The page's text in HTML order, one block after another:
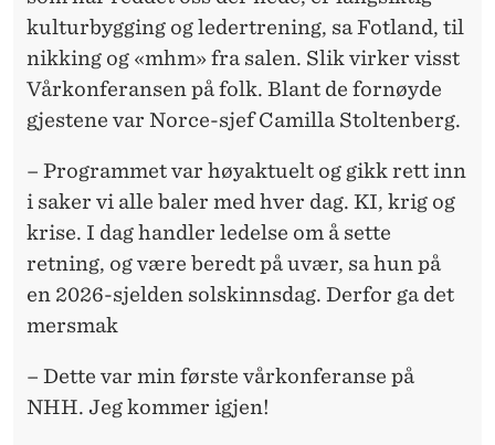
kulturbygging og ledertrening, sa Fotland, til
nikking og «mhm» fra salen. Slik virker visst
Vårkonferansen på folk. Blant de fornøyde
gjestene var Norce-sjef Camilla Stoltenberg.
– Programmet var høyaktuelt og gikk rett inn
i saker vi alle baler med hver dag. KI, krig og
krise. I dag handler ledelse om å sette
retning, og være beredt på uvær, sa hun på
en 2026-sjelden solskinnsdag. Derfor ga det
mersmak
– Dette var min første vårkonferanse på
NHH. Jeg kommer igjen!